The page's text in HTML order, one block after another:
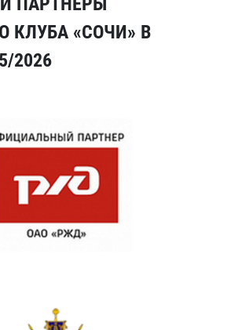
КЛУБА «СОЧИ» В
2026